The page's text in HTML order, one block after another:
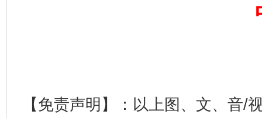
【免责声明】：以上图、文、音/